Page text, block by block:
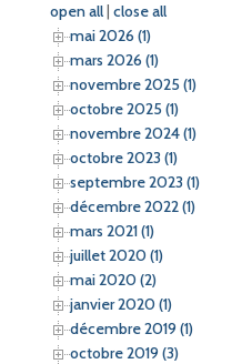
h
e
r
open all| close all
mai 2026 (1)
mars 2026 (1)
novembre 2025 (1)
octobre 2025 (1)
novembre 2024 (1)
octobre 2023 (1)
septembre 2023 (1)
décembre 2022 (1)
mars 2021 (1)
juillet 2020 (1)
mai 2020 (2)
janvier 2020 (1)
décembre 2019 (1)
octobre 2019 (3)